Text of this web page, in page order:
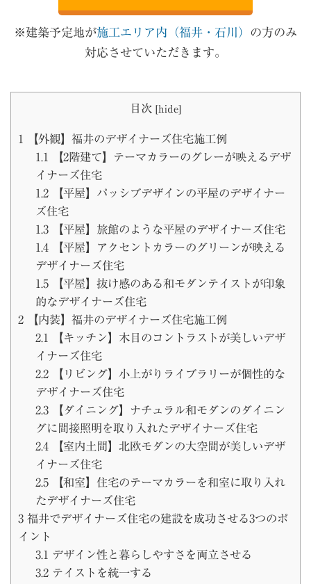
※建築予定地が施工エリア内（福井・石川） の方のみ
対応させていただきます。
目次 [hide]
1
【外観】福井のデザイナーズ住宅施工例
1.1
【2階建て】テーマカラーのグレーが映えるデザ
イナーズ住宅
1.2【平屋】パッシブデザインの平屋のデザイナー
ズ住宅
1.3【平屋】旅館のような平屋のデザイナーズ住宅
1.4【平屋】アクセントカラーのグリーンが映える
デザイナーズ住宅
1.5【平屋】抜け感のある和モダンテイストが印象
的なデザイナーズ住宅
2 【内装】福井のデザイナーズ住宅施工例
2.1
【キッチン】木目のコントラストが美しいデザ
イナーズ住宅
2.2【リビング】小上がりライブラリーが個性的な
デザイナーズ住宅
2.3【ダイニング】ナチュラル和モダンのダイニン
グに間接照明を取り入れたデザイナーズ住宅
2.4【室内土間】北欧モダンの大空間が美しいデザ
イナーズ住宅
2.5【和室】住宅のテーマカラーを和室に取り入れ
たデザイナーズ住宅
3 福井でデザイナーズ住宅の建設を成功させる3つのポ
イント
3.1
デザイン性と暮らしやすさを両立させる
3.2テイストを統一する